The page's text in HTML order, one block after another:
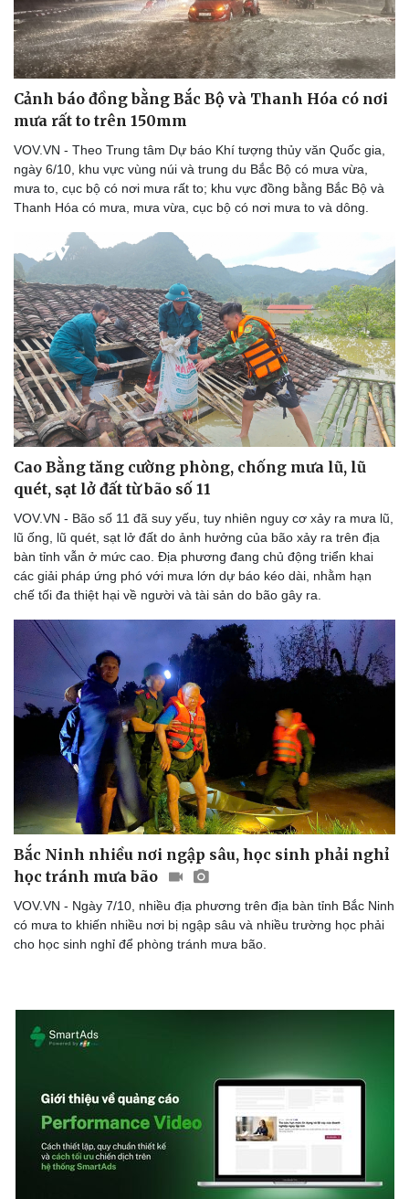
Bóng đá
Lịch thi đấu bóng đá
Thế giới thể thao
eSports
Ô tô
Xe máy
Tư vấn
Cảnh báo đồng bằng Bắc Bộ và Thanh Hóa có nơi
mưa rất to trên 150mm
VOV.VN - Theo Trung tâm Dự báo Khí tượng thủy văn Quốc gia,
ngày 6/10, khu vực vùng núi và trung du Bắc Bộ có mưa vừa,
mưa to, cục bộ có nơi mưa rất to; khu vực đồng bằng Bắc Bộ và
Thanh Hóa có mưa, mưa vừa, cục bộ có nơi mưa to và dông.
Cao Bằng tăng cường phòng, chống mưa lũ, lũ
quét, sạt lở đất từ bão số 11
VOV.VN - Bão số 11 đã suy yếu, tuy nhiên nguy cơ xảy ra mưa lũ,
lũ ống, lũ quét, sạt lở đất do ảnh hưởng của bão xảy ra trên địa
bàn tỉnh vẫn ở mức cao. Địa phương đang chủ động triển khai
các giải pháp ứng phó với mưa lớn dự báo kéo dài, nhằm hạn
chế tối đa thiệt hại về người và tài sản do bão gây ra.
Bắc Ninh nhiều nơi ngập sâu, học sinh phải nghỉ
học tránh mưa bão
VOV.VN - Ngày 7/10, nhiều địa phương trên địa bàn tỉnh Bắc Ninh
có mưa to khiến nhiều nơi bị ngập sâu và nhiều trường học phải
cho học sinh nghỉ để phòng tránh mưa bão.